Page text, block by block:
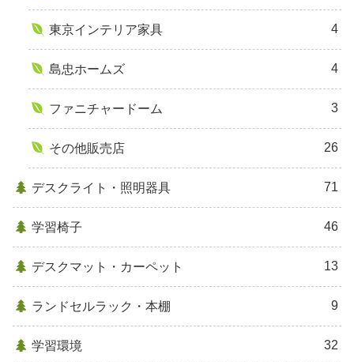
東京インテリア家具 4
島忠ホームズ 4
ファニチャードーム 3
その他販売店 26
デスクライト・照明器具 71
学習椅子 46
デスクマット・カーペット 13
ランドセルラック・本棚 9
学習環境 32